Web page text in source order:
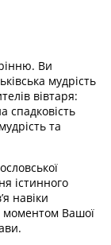
Ви
мудрість
вівтаря:
спадковість
та
істинного
навіки
моментом Вашої